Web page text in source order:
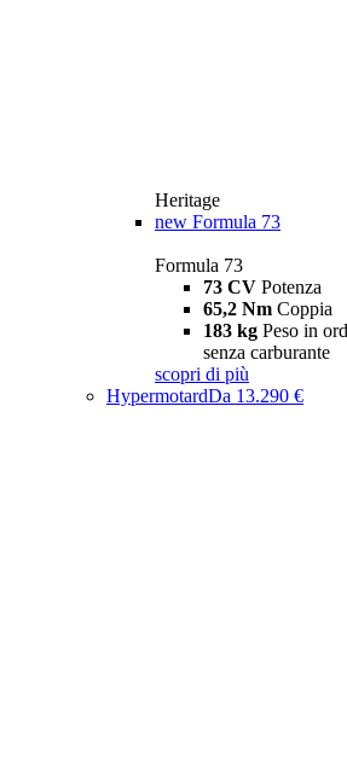
Heritage
new Formula 73
Formula 73
73 CV Potenza
65,2 Nm Coppia
183 kg Peso in
senza carburante
scopri di più
HypermotardDa 13.290 €